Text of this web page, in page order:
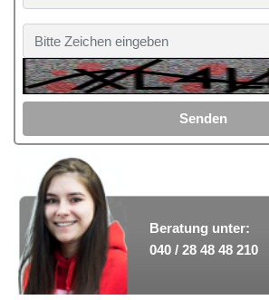
Senden
Beratung unter:
040 / 28 48 48 210